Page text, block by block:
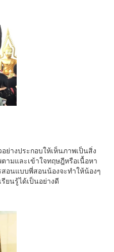
ย่างประกอบให้เห็นภาพเป็นสิ่ง
ามและเข้าใจทฤษฎีหรือเนื้อหา
สอนแบบพี่สอนน้องจะทำให้น้องๆ
ยนรู้ได้เป็นอย่างดี